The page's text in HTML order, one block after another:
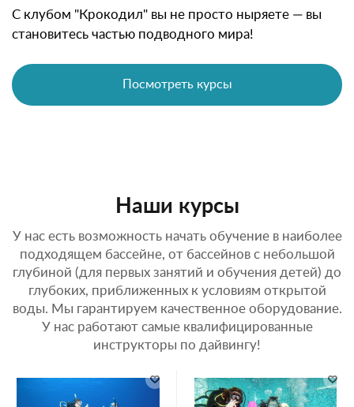
С клубом "Крокодил" вы не просто ныряете — вы
становитесь частью подводного мира!
Посмотреть курсы
Наши курсы
У нас есть возможность начать обучение в наиболее
подходящем бассейне, от бассейнов с небольшой
глубиной (для первых занятий и обучения детей) до
глубоких, приближенных к условиям открытой
воды. Мы гарантируем качественное оборудование.
У нас работают самые квалифицированные
инструкторы по дайвингу!